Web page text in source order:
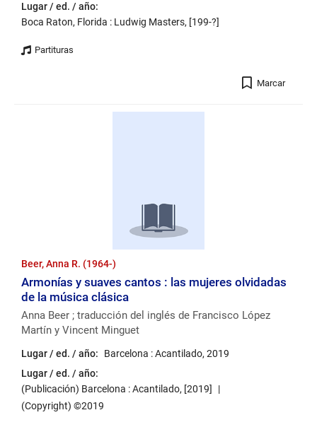
Lugar / ed. / año:
Boca Raton, Florida : Ludwig Masters, [199-?]
Marcar
Beer, Anna R. (1964-)
Armonías y suaves cantos : las mujeres olvidadas
de la música clásica
Anna Beer ; traducción del inglés de Francisco López
Martín y Vincent Minguet
Lugar / ed. / año:
Barcelona : Acantilado, 2019
Lugar / ed. / año:
(Publicación) Barcelona : Acantilado, [2019]
(Copyright) ©2019